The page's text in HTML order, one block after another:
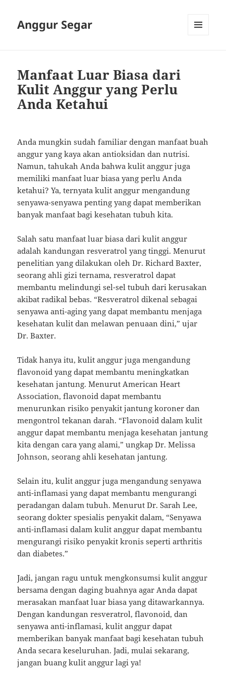
Anggur Segar
Manfaat Luar Biasa dari
Kulit Anggur yang Perlu
Anda Ketahui
Anda mungkin sudah familiar dengan manfaat buah
anggur yang kaya akan antioksidan dan nutrisi.
Namun, tahukah Anda bahwa kulit anggur juga
memiliki manfaat luar biasa yang perlu Anda
ketahui? Ya, ternyata kulit anggur mengandung
senyawa-senyawa penting yang dapat memberikan
banyak manfaat bagi kesehatan tubuh kita.
Salah satu manfaat luar biasa dari kulit anggur
adalah kandungan resveratrol yang tinggi. Menurut
penelitian yang dilakukan oleh Dr. Richard Baxter,
seorang ahli gizi ternama, resveratrol dapat
membantu melindungi sel-sel tubuh dari kerusakan
akibat radikal bebas. “Resveratrol dikenal sebagai
senyawa anti-aging yang dapat membantu menjaga
kesehatan kulit dan melawan penuaan dini,” ujar
Dr. Baxter.
Tidak hanya itu, kulit anggur juga mengandung
flavonoid yang dapat membantu meningkatkan
kesehatan jantung. Menurut American Heart
Association, flavonoid dapat membantu
menurunkan risiko penyakit jantung koroner dan
mengontrol tekanan darah. “Flavonoid dalam kulit
anggur dapat membantu menjaga kesehatan jantung
kita dengan cara yang alami,” ungkap Dr. Melissa
Johnson, seorang ahli kesehatan jantung.
Selain itu, kulit anggur juga mengandung senyawa
anti-inflamasi yang dapat membantu mengurangi
peradangan dalam tubuh. Menurut Dr. Sarah Lee,
seorang dokter spesialis penyakit dalam, “Senyawa
anti-inflamasi dalam kulit anggur dapat membantu
mengurangi risiko penyakit kronis seperti arthritis
dan diabetes.”
Jadi, jangan ragu untuk mengkonsumsi kulit anggur
bersama dengan daging buahnya agar Anda dapat
merasakan manfaat luar biasa yang ditawarkannya.
Dengan kandungan resveratrol, flavonoid, dan
senyawa anti-inflamasi, kulit anggur dapat
memberikan banyak manfaat bagi kesehatan tubuh
Anda secara keseluruhan. Jadi, mulai sekarang,
jangan buang kulit anggur lagi ya!